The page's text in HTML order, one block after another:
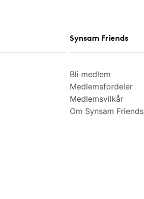
Synsam Friends
Bli medlem
Medlemsfordeler
Medlemsvilkår
Om Synsam Friends